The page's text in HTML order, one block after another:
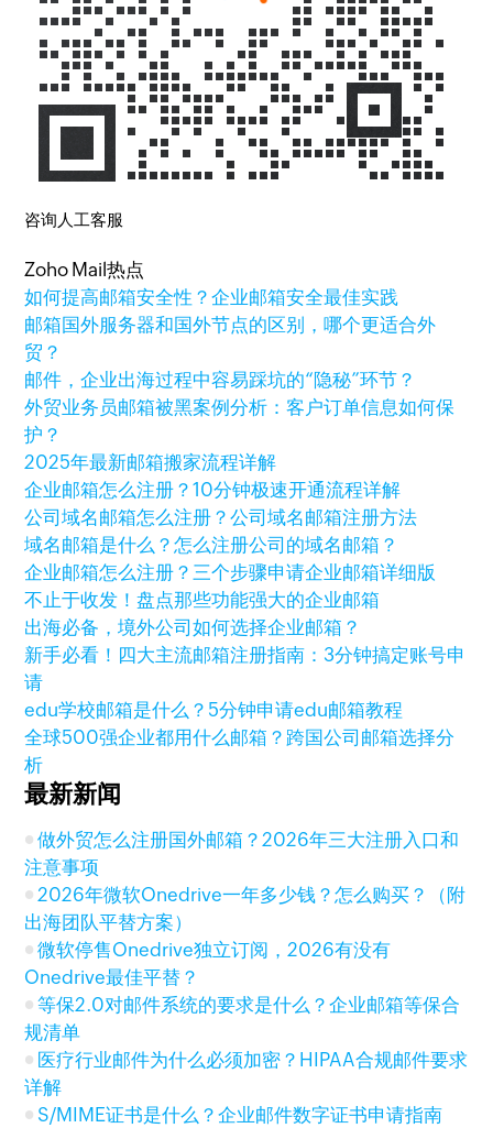
咨询人工客服
Zoho Mail热点
如何提高邮箱安全性？企业邮箱安全最佳实践
邮箱国外服务器和国外节点的区别，哪个更适合外
贸？
邮件，企业出海过程中容易踩坑的“隐秘”环节？
外贸业务员邮箱被黑案例分析：客户订单信息如何保
护？
2025年最新邮箱搬家流程详解
企业邮箱怎么注册？10分钟极速开通流程详解
公司域名邮箱怎么注册？公司域名邮箱注册方法
域名邮箱是什么？怎么注册公司的域名邮箱？
企业邮箱怎么注册？三个步骤申请企业邮箱详细版
不止于收发！盘点那些功能强大的企业邮箱
出海必备，境外公司如何选择企业邮箱？
新手必看！四大主流邮箱注册指南：3分钟搞定账号申
请
edu学校邮箱是什么？5分钟申请edu邮箱教程
全球500强企业都用什么邮箱？跨国公司邮箱选择分
析
最新新闻
做外贸怎么注册国外邮箱？2026年三大注册入口和
注意事项
2026年微软Onedrive一年多少钱？怎么购买？（附
出海团队平替方案）
微软停售Onedrive独立订阅，2026有没有
Onedrive最佳平替？
等保2.0对邮件系统的要求是什么？企业邮箱等保合
规清单
医疗行业邮件为什么必须加密？HIPAA合规邮件要求
详解
S/MIME证书是什么？企业邮件数字证书申请指南